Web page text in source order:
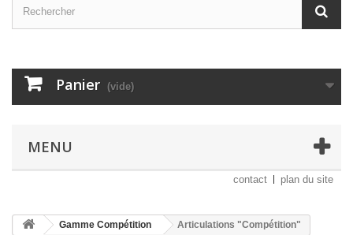
Panier (vide)
MENU
contact plan du site
Gamme Compétition Articulations "Compétition"